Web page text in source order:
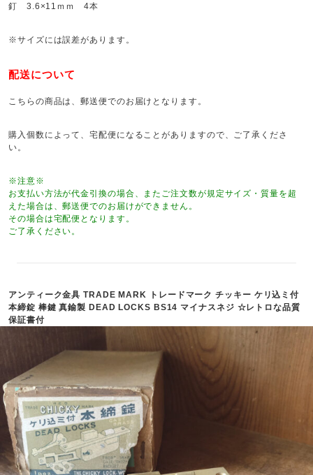
釘 3.6×11ｍｍ 4本
※サイズには誤差があります。
配送について
こちらの商品は、郵送便でのお届けとなります。
購入個数によって、宅配便になることがありますので、ご了承くださ
い。
※注意※
お支払い方法が代金引換の場合、またご注文数が規定サイズ・質量を超
えた場合は、郵送便でのお届けができません。
その場合は宅配便となります。
ご了承ください。
アンティーク金具 TRADE MARK トレードマーク チッキー ケリ込ミ付
本締錠 棒鍵 真鍮製 DEAD LOCKS BS14 マイナスネジ ☆レトロな品質
保証書付